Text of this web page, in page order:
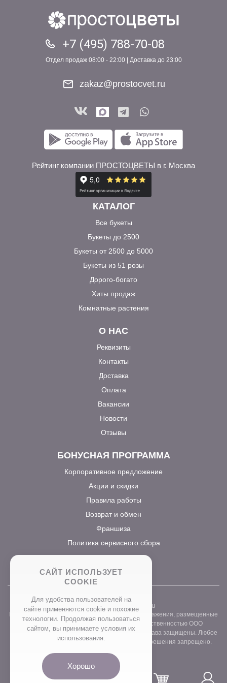
+7 (495) 788-70-08
Отдел продаж 08:00 - 22:00 | Доставка до 23:00
zakaz@prostocvet.ru
Рейтинг компании ПРОСТОЦВЕТЫ в г. Москва
КАТАЛОГ
Все букеты
Букеты до 2500
Букеты от 2500 до 5000
Букеты из 51 розы
Дорого-богато
Хиты продаж
Комнатные растения
О НАС
Реквизиты
Контакты
Доставка
Оплата
Вакансии
Новости
Отзывы
БОНУСНАЯ ПРОГРАММА
Корпоративное предложение
Акции и скидки
Правила работы
Возврат и обмен
Франшиза
Политика сервисного сбора
www.prostocvet.ru
Вся текстовая информация и графические изображения, размещенные
на сайте интернет-магазина, являются собственностью ООО
«ПРОСТОБУКЕТ» ОГРН 1157746211248. Все права защищены. Любое
использование контента без письменного разрешения запрещено.
САЙТ ИСПОЛЬЗУЕТ
COOKIE
Для удобства пользователей на
сайте применяются сookie и похожие
технологии. Продолжая пользоваться
сайтом, вы принимаете условия их
использования.
Хорошо